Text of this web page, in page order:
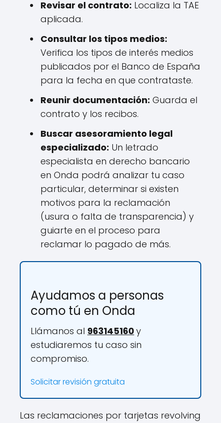
Revisar el contrato: Localiza la TAE
aplicada.
Consultar los tipos medios:
Verifica los tipos de interés medios
publicados por el Banco de España
para la fecha en que contrataste.
Reunir documentación: Guarda el
contrato y los recibos.
Buscar asesoramiento legal
especializado: Un letrado
especialista en derecho bancario
en Onda podrá analizar tu caso
particular, determinar si existen
motivos para la reclamación
(usura o falta de transparencia) y
guiarte en el proceso para
reclamar lo pagado de más.
Ayudamos a personas
como tú en Onda
Llámanos al 963145160y
estudiaremos tu caso sin
compromiso.
Solicitar revisión gratuita
Las reclamaciones por tarjetas revolving